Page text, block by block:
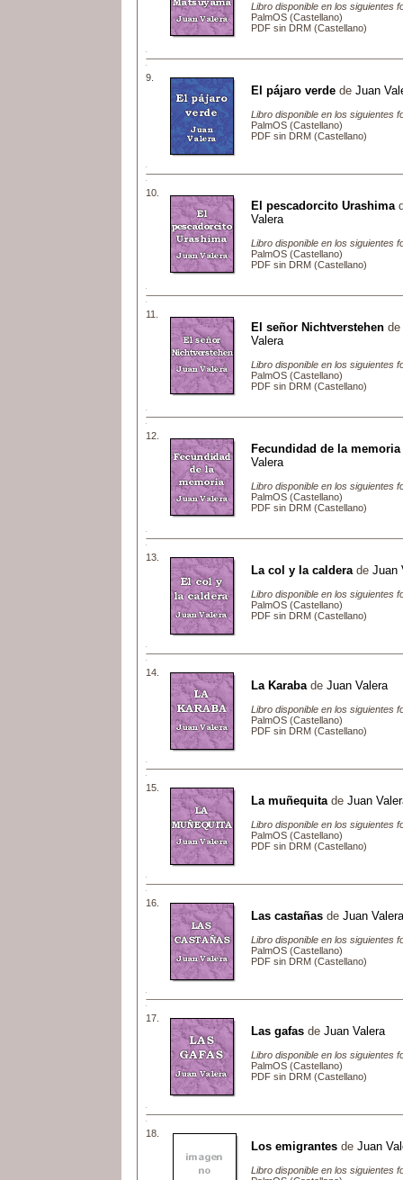
Libro disponible en los siguientes
PalmOS (Castellano)
PDF sin DRM (Castellano)
9.
El pájaro verde de Juan
Libro disponible en los siguientes
PalmOS (Castellano)
PDF sin DRM (Castellano)
10.
El pescadorcito Urashima
Valera
Libro disponible en los siguientes
PalmOS (Castellano)
PDF sin DRM (Castellano)
11.
El señor Nichtverstehen de
Valera
Libro disponible en los siguientes
PalmOS (Castellano)
PDF sin DRM (Castellano)
12.
Fecundidad de la memoria
Valera
Libro disponible en los siguientes
PalmOS (Castellano)
PDF sin DRM (Castellano)
13.
La col y la caldera de Juan
Libro disponible en los siguientes
PalmOS (Castellano)
PDF sin DRM (Castellano)
14.
La Karaba de Juan Valera
Libro disponible en los siguientes
PalmOS (Castellano)
PDF sin DRM (Castellano)
15.
La muñequita de Juan
Libro disponible en los siguientes
PalmOS (Castellano)
PDF sin DRM (Castellano)
16.
Las castañas de Juan Valera
Libro disponible en los siguientes
PalmOS (Castellano)
PDF sin DRM (Castellano)
17.
Las gafas de Juan Valera
Libro disponible en los siguientes
PalmOS (Castellano)
PDF sin DRM (Castellano)
18.
Los emigrantes de Juan
Libro disponible en los siguientes